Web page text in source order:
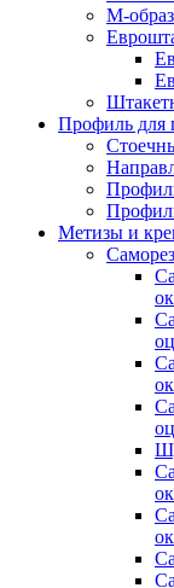
М-
Профиль для
Метизы и